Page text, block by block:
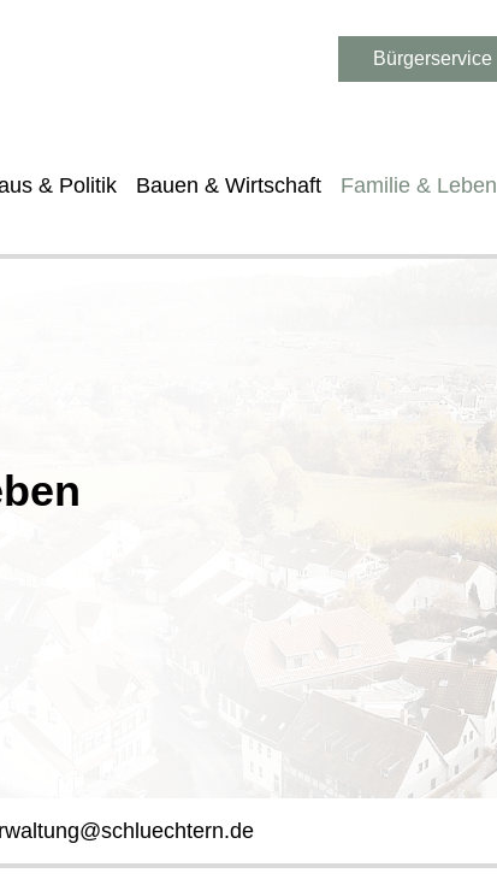
Bürgerservice
& Politik Bauen & Wirtschaft Familie & Leben